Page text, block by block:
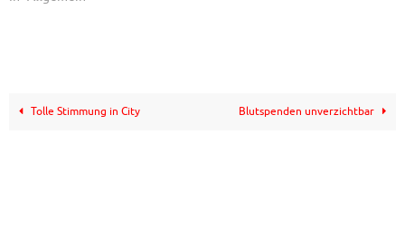
Tolle Stimmung in City Blutspenden unverzichtbar